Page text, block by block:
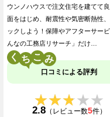
ウンノハウスで注文住宅を建てて
面をはじめ、耐震性や気密断熱性
ックしよう！保障やアフターサー
んなの工務店リサーチ」だけ…
く こ
口コミによる評判
★★★★★
★★★★★
2.8（レビュー数5件）